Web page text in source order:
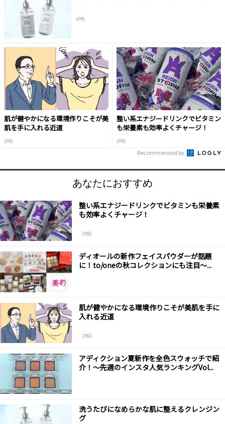
(PR)
肌が健やかになる環境作りこそが美
肌を手に入れる近道
(PR)
整い系エナジードリンクでビタミン
も栄養素も効率よくチャージ！
(PR)
Recommended by
あなたにおすすめ
整い系エナジードリンクでビタミンも栄養素
も効率よくチャージ！
（PR）
ディオールの新作フェイスパウダーが話題
に！to/oneの秋コレクションにも注目～...
肌が健やかになる環境作りこそが美肌を手に
入れる近道
（PR）
アディクション夏新作を全色スウォッチで紹
介！～先週のインスタ人気ランキングVol...
洗うたびになめらかな肌に整えるクレンジン
グ